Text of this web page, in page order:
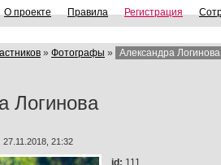
О проекте Правила Регистрация
» Фотографы » Александра Логинова
Логинова
27.11.2018, 21:32
id: 111